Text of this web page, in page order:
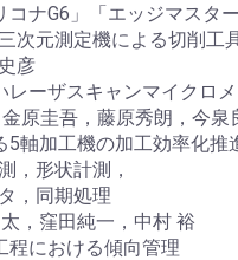
ナG6」「エッジマスター
元測定機による切削工
彦
ーザスキャンマイクロ
吾，藤原秀朗，今泉
軸加工機の加工効率化推
形状計測，
同期処理
窪田純一，中村 裕
程における傾向管理